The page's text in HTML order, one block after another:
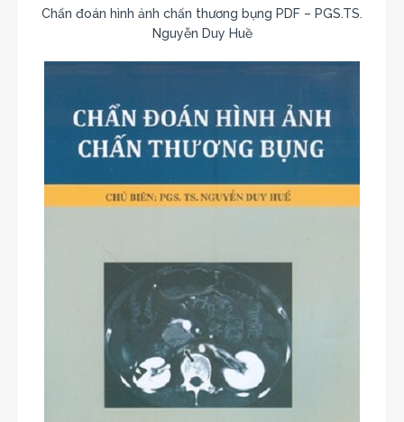
Chẩn đoán hình ảnh chấn thương bụng PDF – PGS.TS.
Nguyễn Duy Huề